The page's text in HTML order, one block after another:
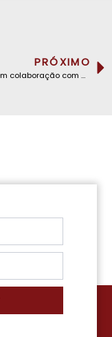
PRÓXIMO
A ARTAO, em colaboração com a GSMA, lança um Programa de Capacitação em 5G organizado pela ARPT da República da Guiné, em Conacri.